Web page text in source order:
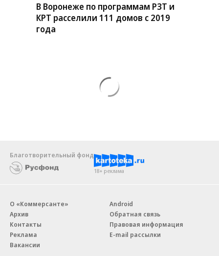
В Воронеже по программам РЗТ и
КРТ расселили 111 домов с 2019
года
Благотворительный фонд
18+ реклама
О «Коммерсанте»
Архив
Контакты
Реклама
Вакансии
Android
Обратная связь
Правовая информация
E-mail рассылки